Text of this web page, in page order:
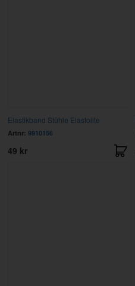
Elastikband Stühle Elastolite
Artnr: 9910156
49 kr